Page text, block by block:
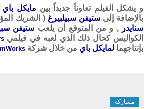
و يشكل الفيلم تعاوناً جديداً بين مايكل باي
بالإضافة إلىستيفن سبيلبيرغ ( الشريك
سنايدر
, و من المتوقع أن يلعب ستيفن
الكواليس كحال ذلك الذي لعبه في فيلمي
بإنتاجهما لمايكل باي من خلال شركة
مشاركة